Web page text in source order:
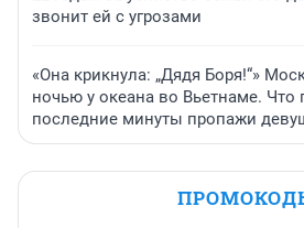
звонит ей с угрозами
«Она крикнула: „Дядя Боря!“»
ночью у океана во Вьетнаме.
последние минуты пропажи